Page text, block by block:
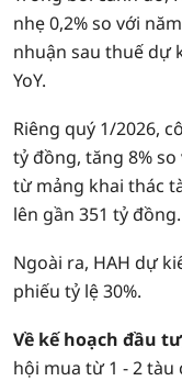
nhẹ 0,2% so với
nhuận sau thuế dự
YoY.
Riêng quý 1/2026,
tỷ đồng, tăng 8%
từ mảng khai thác
lên gần 351 tỷ đồng.
Ngoài ra, HAH dự
phiếu tỷ lệ 30%.
Về kế hoạch đầu
hội mua từ 1 - 2 tàu